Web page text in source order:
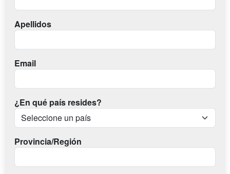
Apellidos
Email
¿En qué país resides?
Provincia/Región